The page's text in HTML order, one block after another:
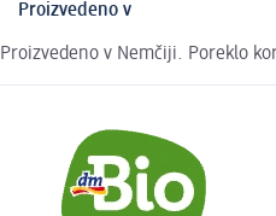
Proizvedeno v
Proizvedeno v Nemčiji. Poreklo